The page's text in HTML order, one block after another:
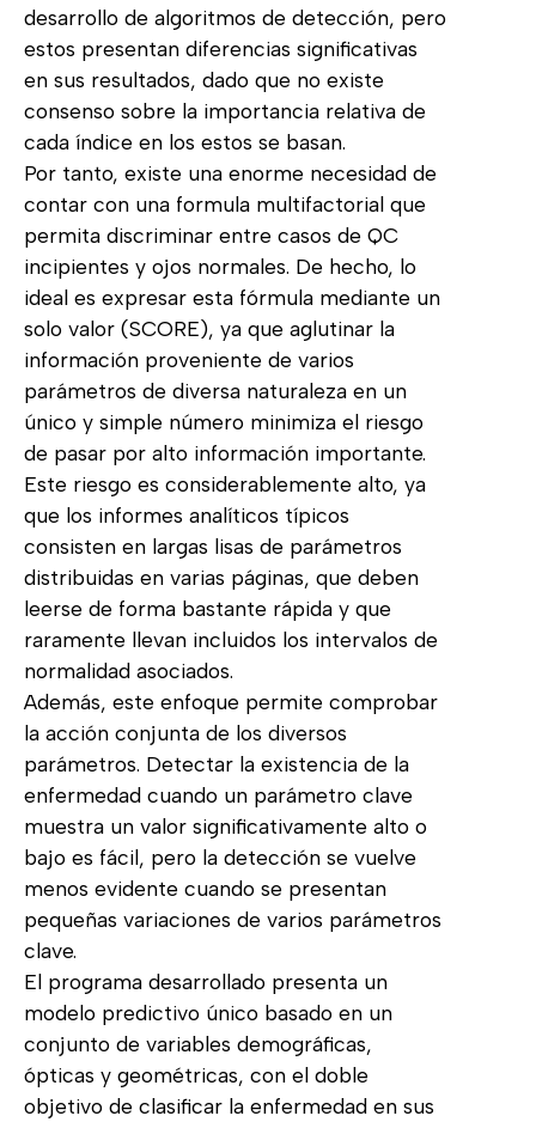
desarrollo de algoritmos de detección, pero
estos presentan diferencias significativas
en sus resultados, dado que no existe
consenso sobre la importancia relativa de
cada índice en los estos se basan.
Por tanto, existe una enorme necesidad de
contar con una formula multifactorial que
permita discriminar entre casos de QC
incipientes y ojos normales. De hecho, lo
ideal es expresar esta fórmula mediante un
solo valor (SCORE), ya que aglutinar la
información proveniente de varios
parámetros de diversa naturaleza en un
único y simple número minimiza el riesgo
de pasar por alto información importante.
Este riesgo es considerablemente alto, ya
que los informes analíticos típicos
consisten en largas lisas de parámetros
distribuidas en varias páginas, que deben
leerse de forma bastante rápida y que
raramente llevan incluidos los intervalos de
normalidad asociados.
Además, este enfoque permite comprobar
la acción conjunta de los diversos
parámetros. Detectar la existencia de la
enfermedad cuando un parámetro clave
muestra un valor significativamente alto o
bajo es fácil, pero la detección se vuelve
menos evidente cuando se presentan
pequeñas variaciones de varios parámetros
clave.
El programa desarrollado presenta un
modelo predictivo único basado en un
conjunto de variables demográficas,
ópticas y geométricas, con el doble
objetivo de clasificar la enfermedad en sus